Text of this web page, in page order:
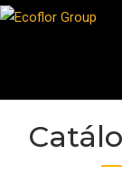
Saltar al contenido